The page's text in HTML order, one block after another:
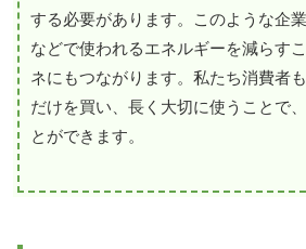
する必要があります。このような企
などで使われるエネルギーを減らす
ネにもつながります。私たち消費者
だけを買い、長く大切に使うことで
とができます。